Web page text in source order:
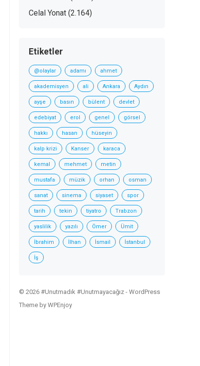
Celal Yonat (2.164)
Etiketler
@olaylar adamı ahmet
akademisyen ali Ankara Aydın
ayşe basın bülent devlet
edebiyat erol genel görsel
hakkı hasan hüseyin
kalp krizi Kanser karaca
kemal mehmet metin
mustafa müzik orhan osman
sanat sinema siyaset spor
tarih tekin tiyatro Trabzon
yaslilik yazılı Ömer Ümit
İbrahim İlhan İsmail İstanbul
İş
© 2026 #Unutmadık #Unutmayacağız - WordPress
Theme by WPEnjoy